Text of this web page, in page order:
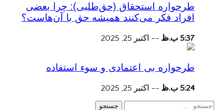
طرحواره استحقاق (حق‌طلبی): چرا بعضی
افراد فکر می‌کنند همیشه حق با آن‌هاست؟
5:37 ب.ظ -- اکتبر 25, 2025
طرحواره بی اعتمادی و سوء استفاده
5:24 ب.ظ -- اکتبر 25, 2025
جستجو